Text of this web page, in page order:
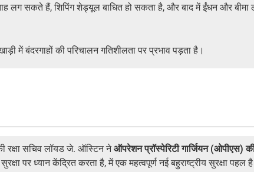
लग सकते हैं, शिपिंग शेड्यूल बाधित हो सकता है, और बाद में ईंधन और
में बंदरगाहों की परिचालन गतिशीलता पर प्रभाव पड़ता है।
रक्षा सचिव लॉयड जे. ऑस्टिन नेऑपरेशन प्रॉस्पेरिटी गार्जियन (ओपीएस)
पर ध्यान केंद्रित करता है, में एक महत्वपूर्ण नई बहुराष्ट्रीय सुरक्षा पहल